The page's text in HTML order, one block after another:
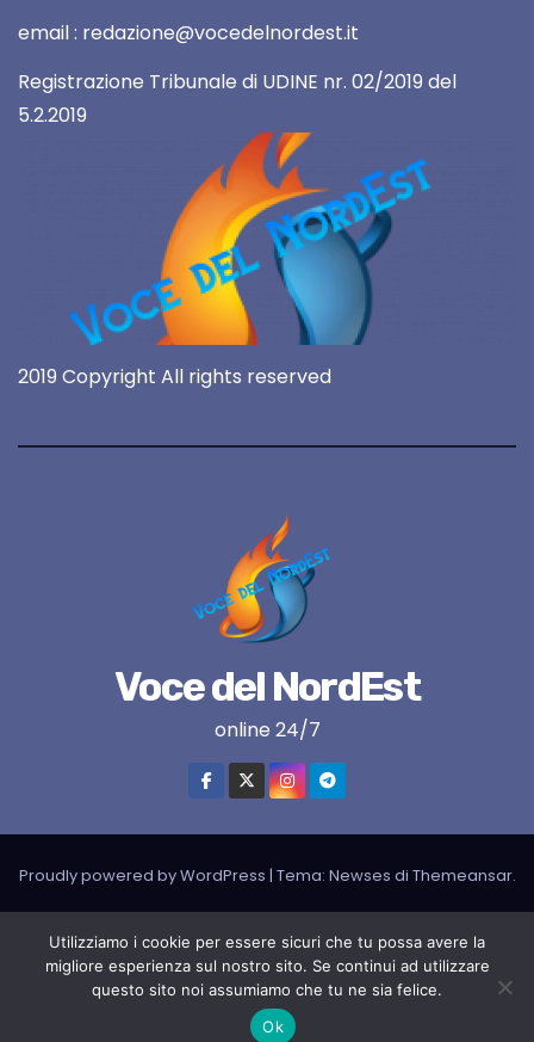
email : redazione@vocedelnordest.it
Registrazione Tribunale di UDINE nr. 02/2019 del
5.2.2019
2019 Copyright All rights reserved
Voce del NordEst
online 24/7
Proudly powered by WordPress | Tema: Newses di Themeansar.
LIVE RADIO
RADIONORDEST
Il mio account
SPORT FURLAN PAR FURLAN – In collaborazione con A.S.F.
Utilizziamo i cookie per essere sicuri che tu possa avere la
migliore esperienza sul nostro sito. Se continui ad utilizzare
questo sito noi assumiamo che tu ne sia felice.
Ok